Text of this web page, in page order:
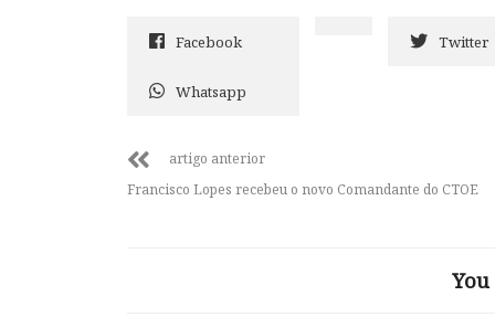
Facebook Twitter
Whatsapp
artigo anterior
Francisco Lopes recebeu o novo Comandante do CTOE